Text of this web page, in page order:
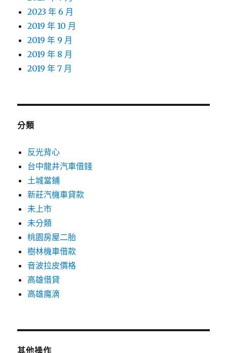
2023 年 6 月
2019 年 10 月
2019 年 9 月
2019 年 8 月
2019 年 7 月
分類
反光背心
台中龍井汽車借錢
土城當鋪
新莊汽機車貸款
未上市
未分類
桃園房屋二胎
樹林機車借款
音波拉皮價格
高雄借貸
高雄魔滴
其他操作